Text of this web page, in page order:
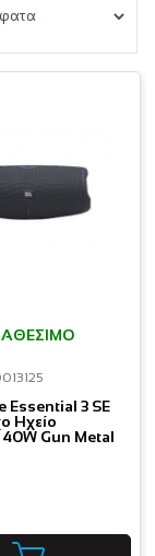
Essential 3 SE
Ηχείο
Gun Metal